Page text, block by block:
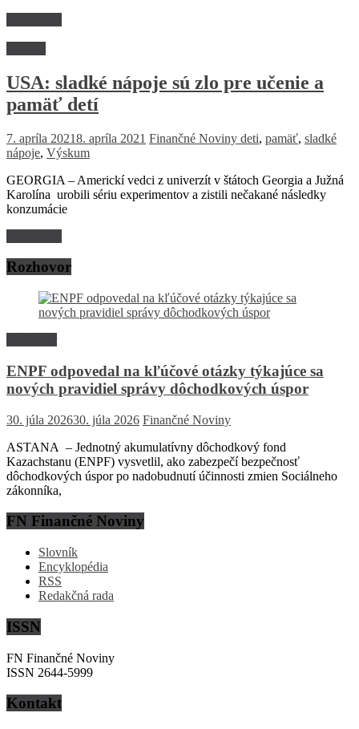
USA: sladké nápoje sú zlo pre učenie a
pamäť detí
7. apríla 20218. apríla 2021 Finančné Noviny deti, pamäť, sladké
nápoje, Výskum
GEORGIA – Americkí vedci z univerzít v štátoch Georgia a Južná
Karolína urobili sériu experimentov a zistili nečakané následky
konzumácie
Rozhovor
ENPF odpovedal na kľúčové otázky týkajúce sa
nových pravidiel správy dôchodkových úspor
30. júla 202630. júla 2026 Finančné Noviny
ASTANA – Jednotný akumulatívny dôchodkový fond
Kazachstanu (ENPF) vysvetlil, ako zabezpečí bezpečnosť
dôchodkových úspor po nadobudnutí účinnosti zmien Sociálneho
zákonníka,
FN Finančné Noviny
Slovník
Encyklopédia
RSS
Redakčná rada
ISSN
FN Finančné Noviny
ISSN 2644-5999
Kontakt